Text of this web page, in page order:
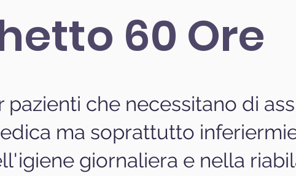
60 Ore
pazienti che necessitano di
ma soprattutto
giornaliera e nella